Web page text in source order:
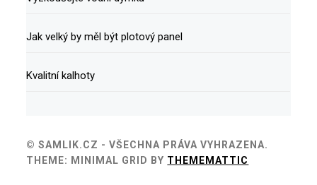
Jak velký by měl být plotový panel
Kvalitní kalhoty
© SAMLIK.CZ - VŠECHNA PRÁVA VYHRAZENA.
THEME: MINIMAL GRID BY THEMEMATTIC